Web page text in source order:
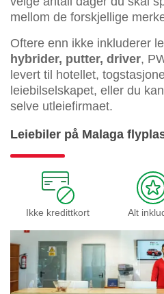
mellom de forskjellige
Oftere enn ikke inkluderer
hybrider, putter, driver,
levert til hotellet,
leiebilselskapet, eller du
selve utleiefirmaet.
Leiebiler på Malaga
Ikke kredittkort Alt